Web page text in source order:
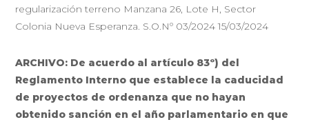
regularización terreno Manzana 26, Lote H, Sector
Colonia Nueva Esperanza. S.O.Nº 03/2024 15/03/2024
ARCHIVO: De acuerdo al artículo 83º) del
Reglamento Interno que establece la caducidad
de proyectos de ordenanza que no hayan
obtenido sanción en el año parlamentario en que